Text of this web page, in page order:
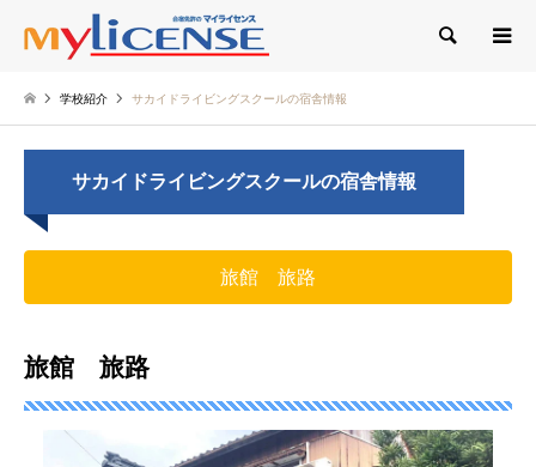
検索
学校紹介 サカイドライビングスクールの宿舎情報
サカイドライビングスクールの宿舎情報
旅館 旅路
旅館 旅路